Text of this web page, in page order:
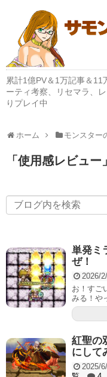
累計1億PV＆1万記事＆
ーティ考察、リセマラ、
りプレイ中
ホーム モンスター
「 使用感レビュー 」
単発ミ
ぜ！
2026/
お！すご
みる！や
紅聖の
にして
2025/